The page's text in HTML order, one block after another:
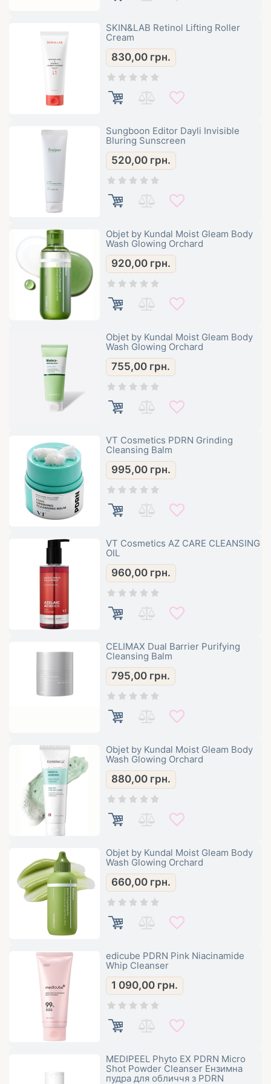
SKIN&LAB Retinol Lifting Roller
Cream
830,00 грн.
Sungboon Editor Dayli Invisible
Bluring Sunscreen
520,00 грн.
Objet by Kundal Moist Gleam Body
Wash Glowing Orchard
920,00 грн.
Objet by Kundal Moist Gleam Body
Wash Glowing Orchard
755,00 грн.
VT Cosmetics PDRN Grinding
Cleansing Balm
995,00 грн.
VT Cosmetics AZ CARE CLEANSING
OIL
960,00 грн.
CELIMAX Dual Barrier Purifying
Cleansing Balm
795,00 грн.
Objet by Kundal Moist Gleam Body
Wash Glowing Orchard
880,00 грн.
Objet by Kundal Moist Gleam Body
Wash Glowing Orchard
660,00 грн.
edicube PDRN Pink Niacinamide
Whip Cleanser
1 090,00 грн.
MEDIPEEL Phyto EX PDRN Micro
Shot Powder Cleanser Ензимна
пудра для обличчя з PDRN